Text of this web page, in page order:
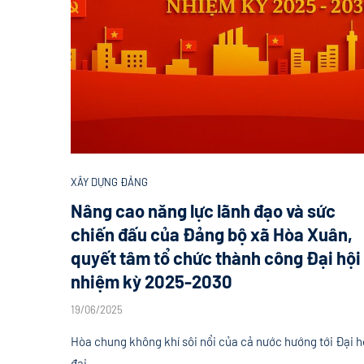
XÂY DỰNG ĐẢNG
Nâng cao năng lực lãnh đạo và sức
chiến đấu của Đảng bộ xã Hòa Xuân,
quyết tâm tổ chức thành công Đại hội
nhiệm kỳ 2025-2030
19/06/2025
Hòa chung không khí sôi nổi của cả nước hướng tới Đại